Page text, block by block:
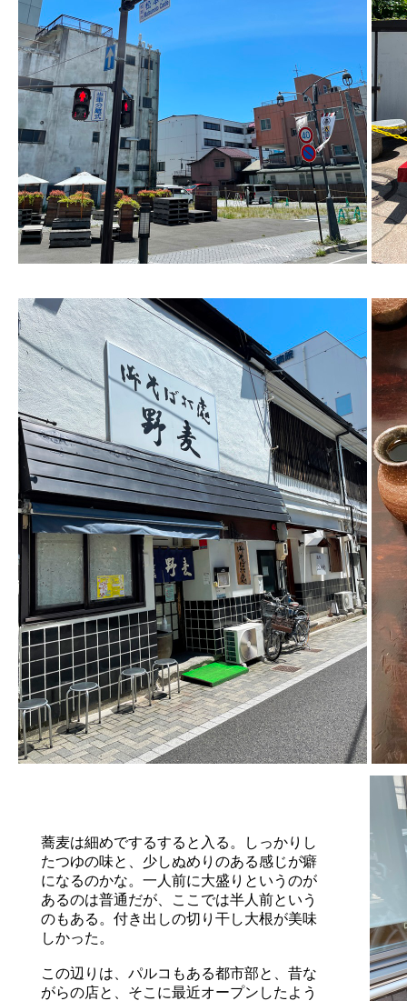
蕎麦は細めでするすると入る。しっかりし
たつゆの味と、少しぬめりのある感じが癖
になるのかな。一人前に大盛りというのが
あるのは普通だが、ここでは半人前という
のもある。付き出しの切り干し大根が美味
しかった。
この辺りは、パルコもある都市部と、昔な
がらの店と、そこに最近オープンしたよう